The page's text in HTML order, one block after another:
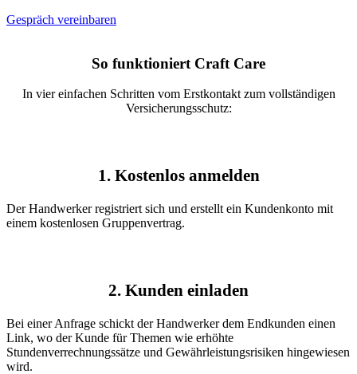
Gespräch vereinbaren
So funktioniert Craft Care
In vier einfachen Schritten vom Erstkontakt zum vollständigen
Versicherungsschutz:
1. Kostenlos anmelden
Der Handwerker registriert sich und erstellt ein Kundenkonto mit
einem kostenlosen Gruppenvertrag.
2. Kunden einladen
Bei einer Anfrage schickt der Handwerker dem Endkunden einen
Link, wo der Kunde für Themen wie erhöhte
Stundenverrechnungssätze und Gewährleistungsrisiken hingewiesen
wird.